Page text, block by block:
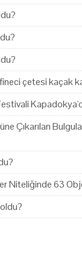
çetesi kaçak
Çıkarılan
Niteliğinde 63